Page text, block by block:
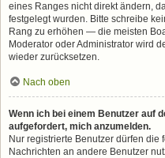
eines Ranges nicht direkt ändern,
festgelegt wurden. Bitte schreibe
Rang zu erhöhen — die meisten
Moderator oder Administrator wird
wieder zurücksetzen.
Nach oben
Wenn ich bei einem Benutzer auf
aufgefordert, mich anzumelden.
Nur registrierte Benutzer dürfen die
Nachrichten an andere Benutzer